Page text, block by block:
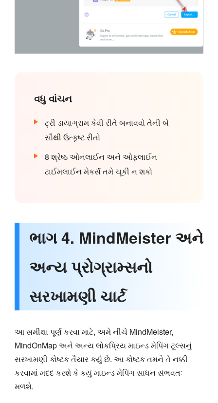
વધુ વાંચન
ટ્રી ડાયાગ્રામ કેવી રીતે બનાવવો તેની બે
સૌથી ઉત્કૃષ્ટ રીતો
8 શ્રેષ્ઠ ઓનલાઈન અને ઓફલાઈન
ટાઈમલાઈન મેકર્સ તમે ચૂકી ન શકો
ભાગ 4. MindMeister અને
અન્ય પ્રોગ્રામ્સનો
સરખામણી ચાર્ટ
આ સમીક્ષા પૂર્ણ કરવા માટે, અમે નીચે MindMeister,
MindOnMap અને અન્ય લોકપ્રિય માઇન્ડ મેપિંગ ટૂલ્સનું
સરખામણી કોષ્ટક તૈયાર કર્યું છે. આ કોષ્ટક તમને તે નક્કી
કરવામાં મદદ કરશે કે કયું માઇન્ડ મેપિંગ સાધન સંભવતઃ
મળશે.